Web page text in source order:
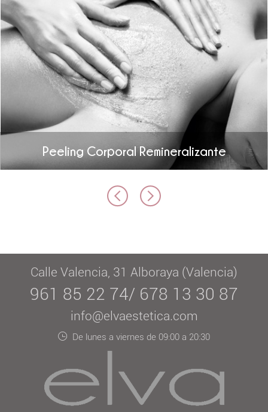
Peeling Corporal Remineralizante
Calle Valencia, 31 Alboraya (Valencia)
961 85 22 74/ 678 13 30 87
info@elvaestetica.com
De lunes a viernes de 09:00 a 20:30